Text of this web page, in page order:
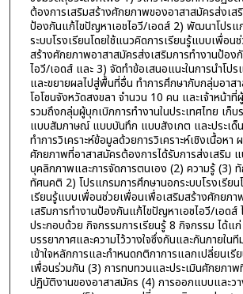
ต้องการเสริมสร้างศักยภาพของอาสาสมัครส่งเส
ป้องกันแก้ไขปัญหาเอชไอวี/เอดส์ 2) พัฒนาโปรแ
ระบบโรงเรียนโดยใช้แนวคิดการเรียนรู้แบบเพื่อน
สร้างศักยภาพอาสาสมัครส่งเสริมการทำงานป้อง
ไอวี/เอดส์ และ 3) จัดทำข้อเสนอแนะในการนำโป
และขยายผลไปสู่พื้นที่อื่น ทำการศึกษากับกลุ่มอาส
โอโซนจังหวัดสงขลา จำนวน 10 คน และเจ้าหน้า
รวมถึงกลุ่มผู้บุกเบิกการทำงานในประเทศไทย เก็บ
แบบสัมภาษณ์ แบบบันทึก แบบสังเกต และประเด็
ทำการวิเคราะห์ข้อมูลด้วยการวิเคราะห์เชิงเนื้อห
ศักยภาพที่อาสาสมัครต้องการได้รับการส่งเสริม
บุคลิกภาพและการจัดการตนเอง (2) ความรู้ (3)
ทัศนคติ 2) โปรแกรมการศึกษานอกระบบโรงเรียน
เรียนรู้แบบเพื่อนช่วยเพื่อนเพื่อเสริมสร้างศักยภา
เสริมการทำงานป้องกันแก้ไขปัญหาเอชไอวี/เอดส์
ประกอบด้วย กิจกรรมการเรียนรู้ 8 กิจกรรม ได้แ
บรรยากาศและความไว้วางใจซึ่งกันและกันภายใน
เข้าใจหลักการและกำหนดกติกาการแลกเปลี่ยนเ
เพื่อนร่วมกัน (3) การทบทวนและประเมินศักยภาพ
ปฏิบัติงานของอาสาสมัคร (4) การออกแบบและว